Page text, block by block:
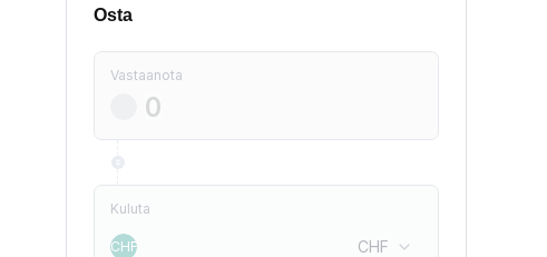
Osta
Vastaanota
Kuluta
CHF CHF